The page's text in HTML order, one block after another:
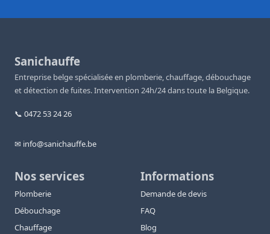
Sanichauffe
Entreprise belge spécialisée en plomberie, chauffage, débouchage
et détection de fuites. Intervention 24h/24 dans toute la Belgique.
📞 0472 53 24 26
✉ info@sanichauffe.be
Nos services
Plomberie
Débouchage
Chauffage
Informations
Demande de devis
FAQ
Blog